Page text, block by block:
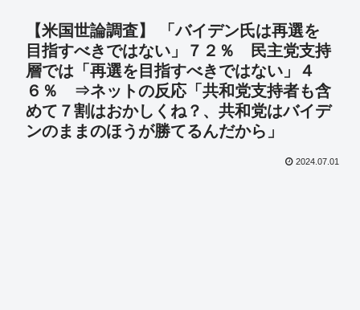
【米国世論調査】 「バイデン氏は再選を
目指すべきではない」７２％ 民主党支持
層では「再選を目指すべきではない」４
６％ ⇒ネットの反応「共和党支持者も含
めて７割はおかしくね？、共和党はバイデ
ンのままのほうが勝てるんだから」
2024.07.01